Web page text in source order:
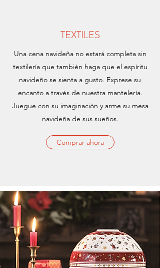
TEXTILES
Una cena navideña no estará completa sin
textilería que también haga que el espíritu
navideño se sienta a gusto. Exprese su
encanto a través de nuestra mantelería.
Juegue con su imaginación y arme su mesa
navideña de sus sueños.
Comprar ahora